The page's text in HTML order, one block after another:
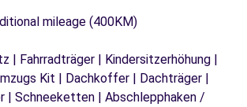
mileage (400KM)
| Fahrradträger | Kindersitzerhöhung |
Kit | Dachkoffer | Dachträger |
| Schneeketten | Abschlepphaken /